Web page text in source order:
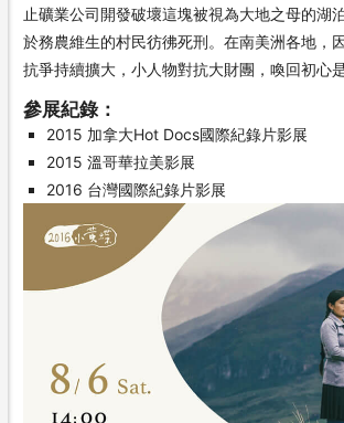
止礦業公司開發破壞這塊被視為大地之母的湖
於務農維生的村民彷彿死刑。在南美洲各地，
抗爭持續擴大，小人物對抗大財團，喚回初心
參展紀錄：
2015 加拿大Hot Docs國際紀錄片影展
2015 溫哥華拉美影展
2016 台灣國際紀錄片影展